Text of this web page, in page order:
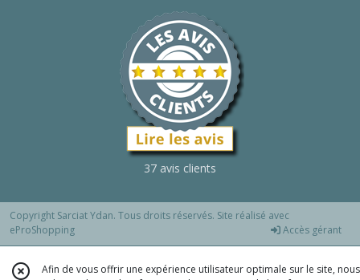
37 avis clients
Copyright Sarciat Ydan. Tous droits réservés. Site réalisé avec
eProShopping
Accès gérant
Afin de vous offrir une expérience utilisateur optimale sur le site, nous